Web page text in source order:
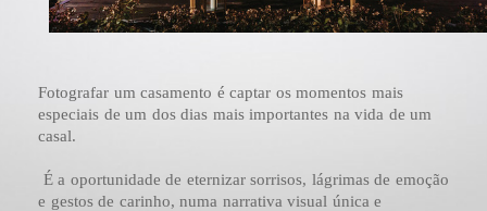
Fotografar um casamento é captar os momentos mais
especiais de um dos dias mais importantes na vida de um
casal.
É a oportunidade de eternizar sorrisos, lágrimas de emoção
e gestos de carinho, numa narrativa visual única e